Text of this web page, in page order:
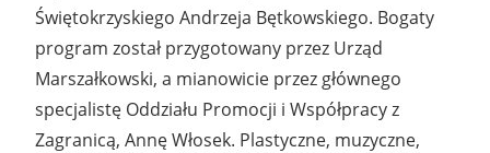
Świętokrzyskiego Andrzeja Bętkowskiego. Bogaty
program został przygotowany przez Urząd
Marszałkowski, a mianowicie przez głównego
specjalistę Oddziału Promocji i Współpracy z
Zagranicą, Annę Włosek. Plastyczne, muzyczne,